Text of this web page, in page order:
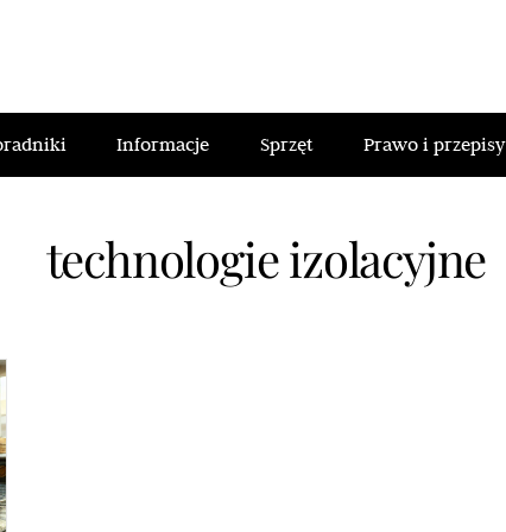
Informacje Sprzęt Prawo i przepisy
technologie izolacyjne